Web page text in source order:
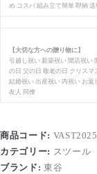
め コスパ 組み立て簡単 即納
【大切な方への贈り物に】
引越し祝い 新築祝い 開店祝い
の日 父の日 敬老の日 クリスマ
結婚祝い 出産祝い 内祝い お返
友人 同僚
商品コード:
カテゴリー: スツール
ブランド: 東谷